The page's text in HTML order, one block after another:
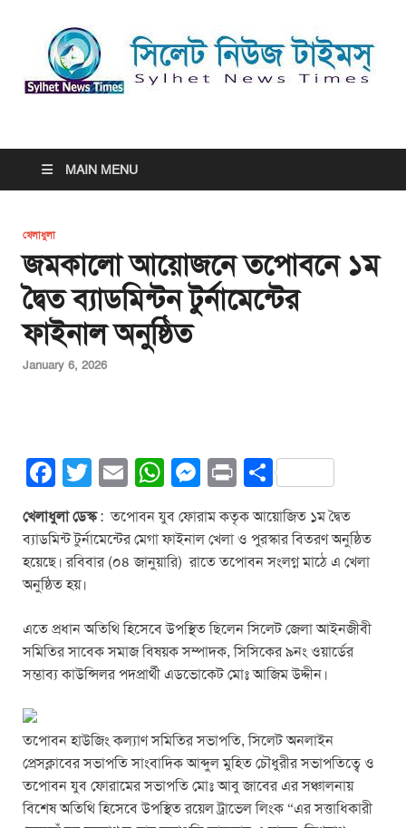
সিলেট নিউজ টাইমস্ | Sylhet
News Times
MAIN MENU
খেলাধুলা
জমকালো আয়োজনে তপোবনে ১ম
দ্বৈত ব্যাডমিন্টন টুর্নামেন্টের
ফাইনাল অনুষ্ঠিত
January 6, 2026
F
a
c
e
b
o
o
k
T
wi
tt
er
E
m
ail
W
at
s
p
p
M
e
ss
e
g
er
Pr
t
S
h
ar
e
খেলাধুলা ডেস্ক: তপোবন যুব ফোরাম কতৃক আয়োজিত ১ম দ্বৈত
ব্যাডমিন্ট টুর্নামেন্টের মেগা ফাইনাল খেলা ও পুরস্কার বিতরণ অনুষ্ঠিত
হয়েছে। রবিবার (০৪ জানুয়ারি) রাতে তপোবন সংলগ্ন মাঠে এ খেলা
অনুষ্ঠিত হয়।
এতে প্রধান অতিথি হিসেবে উপস্থিত ছিলেন সিলেট জেলা আইনজীবী
সমিতির সাবেক সমাজ বিষয়ক সম্পাদক, সিসিকের ৯নং ওয়ার্ডের
সম্ভাব্য কাউন্সিলর পদপ্রার্থী এডভোকেট মোঃ আজিম উদ্দীন।
তপোবন হাউজিং কল্যাণ সমিতির সভাপতি, সিলেট অনলাইন
প্রেসক্লাবের সভাপতি সাংবাদিক আব্দুল মুহিত চৌধুরীর সভাপতিত্বে ও
তপোবন যুব ফোরামের সভাপতি মোঃ আবু জাবের এর সঞ্চালনায়
বিশেষ অতিথি হিসেবে উপস্থিত রয়েল ট্রাভেল লিংক “এর সত্তাধিকারী